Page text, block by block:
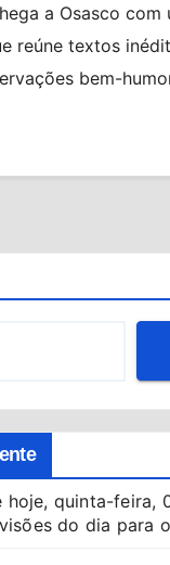
a Osasco com
reúne textos
bem-
hoje, quinta-feira,
do dia para